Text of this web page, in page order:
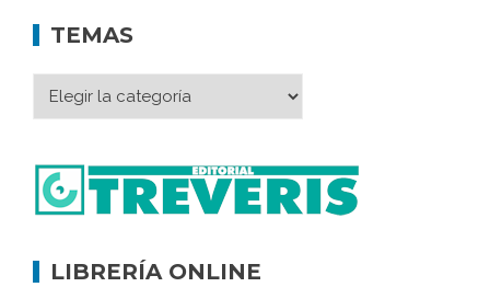
TEMAS
LIBRERÍA ONLINE